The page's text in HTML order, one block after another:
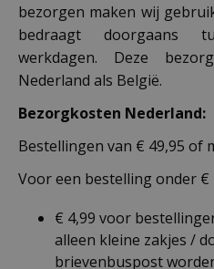
bezorgen maken wij
bedraagt
werkdagen. Deze
Nederland als België.
Bezorgkosten Nederland:
Bestellingen van € 49,95 of
Voor een bestelling onder €
€ 4,99 voor
alleen kleine zakjes /
brievenbuspost